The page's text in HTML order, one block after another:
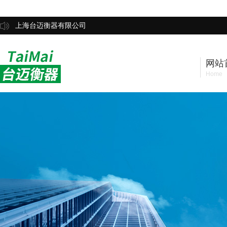
上海台迈衡器有限公司
网站
Home